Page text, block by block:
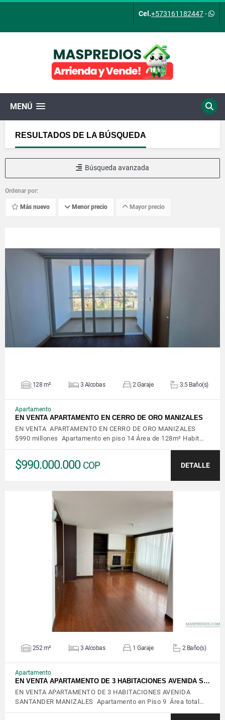
Cel.+573161182447-
MENÚ
RESULTADOS DE LA BÚSQUEDA
Búsqueda avanzada
Ordenar por:
Más nuevo Menor precio Mayor precio
VER DETALLES
128 m² 3 Alcobas 2 Garaje 3.5 Baño(s)
Apartamento
EN VENTA APARTAMENTO EN CERRO DE ORO MANIZALES
EN VENTA APARTAMENTO EN CERRO DE ORO MANIZALES
$990 millones Apartamento en piso 14 Área de 128m² Habit…
$990.000.000 COP DETALLE
VER DETALLES
252 m² 3 Alcobas 1 Garaje 2 Baño(s)
Apartamento
EN VENTA APARTAMENTO DE 3 HABITACIONES AVENIDA S…
EN VENTA APARTAMENTO DE 3 HABITACIONES AVENIDA
SANTANDER MANIZALES Apartamento en Piso 9 Área total…